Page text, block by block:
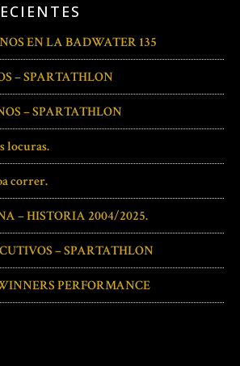
EN LA BADWATER 135
– SPARTATHLON
– SPARTATHLON
locuras.
correr.
– HISTORIA 2004/2025.
– SPARTATHLON
PERFORMANCE